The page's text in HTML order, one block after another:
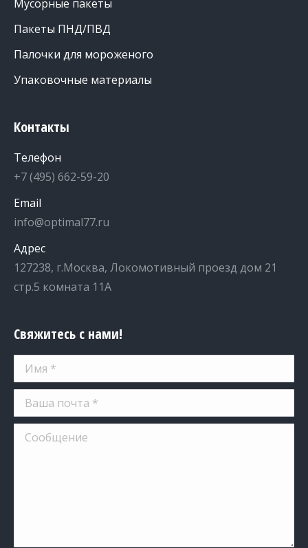
Мусорные пакеты
Пакеты ПНД/ПВД
Палочки для мороженого
Упаковочные материалы
Контакты
Телефон
+7 (495) 662-59-20
Email
info@optimal77.ru
Адрес
127238, г.Москва, Локомотивный проезд дом 21
стр.5 комната 11А
Свяжитесь с нами!
Имя *
Ваша почта *
Сообщение